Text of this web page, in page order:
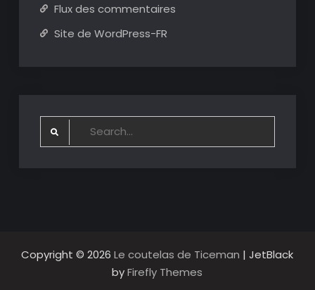
Flux des commentaires
Site de WordPress-FR
Search
Copyright © 2026Le coutelas de Ticeman | JetBlack
byFirefly Themes